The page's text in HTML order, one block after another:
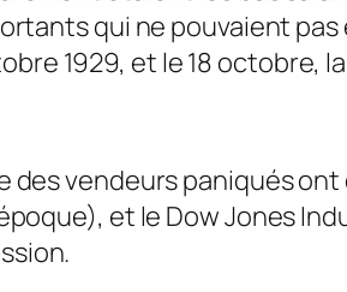
qui ne pouvaient
1929, et le 18 octobre,
vendeurs paniqués ont
et le Dow Jones